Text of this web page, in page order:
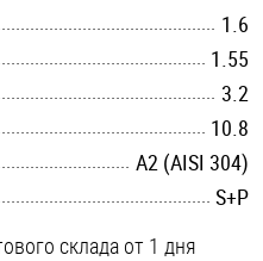
1.6
1.55
3.2
10.8
А2 (AISI 304)
S+P
склада от 1 дня